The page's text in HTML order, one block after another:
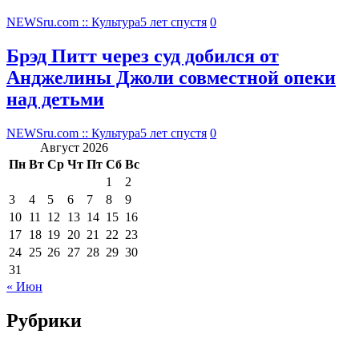
NEWSru.com :: Культура5 лет спустя 0
Брэд Питт через суд добился от
Анджелины Джоли совместной опеки
над детьми
NEWSru.com :: Культура5 лет спустя 0
Август 2026
Пн Вт Ср Чт Пт Сб Вс
1
2
3
4 5 6 7 8
9
10 11 12 13 14 15 16
17 18 19 20 21 22 23
24 25 26 27 28 29 30
31
« Июн
Рубрики